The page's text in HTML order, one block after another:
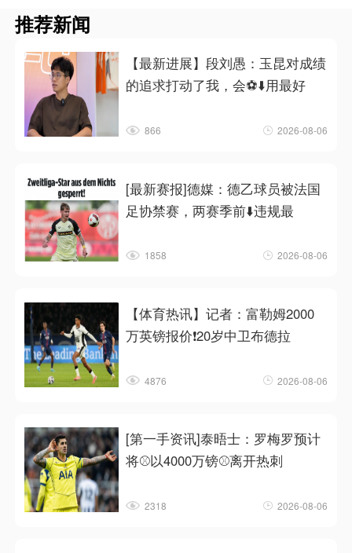
推荐新闻
【最新进展】段刘愚：玉昆对成绩
的追求打动了我，会⚽⬇️用最好
866 2026-08-06
[最新赛报]德媒：德乙球员被法国
足协禁赛，两赛季前⬇️违规最
1858 2026-08-06
【体育热讯】记者：富勒姆2000
万英镑报价❗20岁中卫布德拉
4876 2026-08-06
[第一手资讯]泰晤士：罗梅罗预计
将⚾以4000万镑⚾离开热刺
2318 2026-08-06